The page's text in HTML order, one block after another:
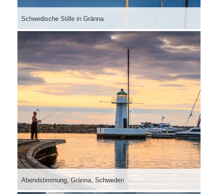
Schwedische Stille in Gränna
Abendstimmung, Gränna, Schweden